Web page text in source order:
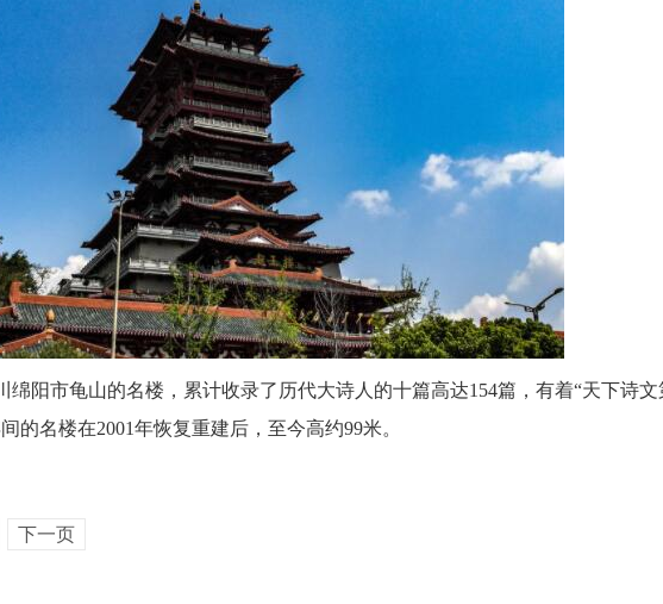
市龟山的名楼，累计收录了历代大诗人的十篇高达154篇，有着“天下诗文
的名楼在2001年恢复重建后，至今高约99米。
下一页